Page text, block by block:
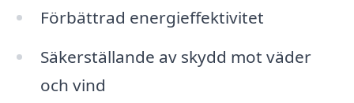
Förbättrad energieffektivitet
Säkerställande av skydd mot väder
och vind